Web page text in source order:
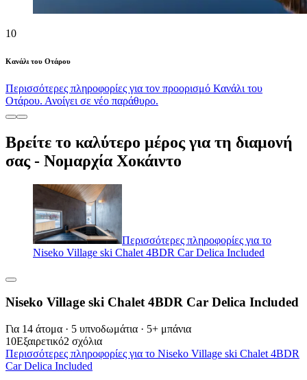
10
Κανάλι του Οτάρου
Περισσότερες πληροφορίες για τον προορισμό Κανάλι του
Οτάρου. Ανοίγει σε νέο παράθυρο.
Βρείτε το καλύτερο μέρος για τη διαμονή
σας - Νομαρχία Χοκάιντο
Περισσότερες πληροφορίες για το
Niseko Village ski Chalet 4BDR Car Delica Included
Niseko Village ski Chalet 4BDR Car Delica Included
Για 14 άτομα · 5 υπνοδωμάτια · 5+ μπάνια
10Εξαιρετικό2 σχόλια
Περισσότερες πληροφορίες για το Niseko Village ski Chalet 4BDR
Car Delica Included